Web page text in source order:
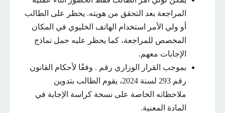
المراجعة بعد التحقق من هويته. يحظر على الطالب
أو ولي الأمر استخدام الهاتف الخليوي في المكان
المخصص للمراجعة، كما يحظر عليه حمل نماذج
الإجابات معهم.
بموجب القرار الوزاري رقم . وفقًا لأحكام القانون
رقم 293 لسنة 2024، يقوم الطالب بتدوين
ملاحظاته الخاصة على نسخة كراسة الإجابة في
المادة المعنية.